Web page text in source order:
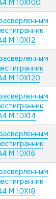
M 10X100
M 10X12
M 10X120
M 10X14
M 10X16
M 10X18